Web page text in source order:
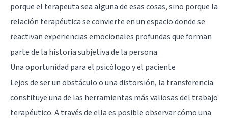
porque el terapeuta sea alguna de esas cosas, sino porque la
relación terapéutica se convierte en un espacio donde se
reactivan experiencias emocionales profundas que forman
parte de la historia subjetiva de la persona.
Una oportunidad para el psicólogo y el paciente
Lejos de ser un obstáculo o una distorsión, la transferencia
constituye una de las herramientas más valiosas del trabajo
terapéutico. A través de ella es posible observar cómo una